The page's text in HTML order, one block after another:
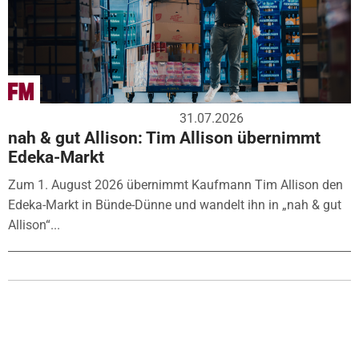
31.07.2026
nah & gut Allison: Tim Allison übernimmt
Edeka-Markt
Zum 1. August 2026 übernimmt Kaufmann Tim Allison den
Edeka-Markt in Bünde-Dünne und wandelt ihn in „nah & gut
Allison“...